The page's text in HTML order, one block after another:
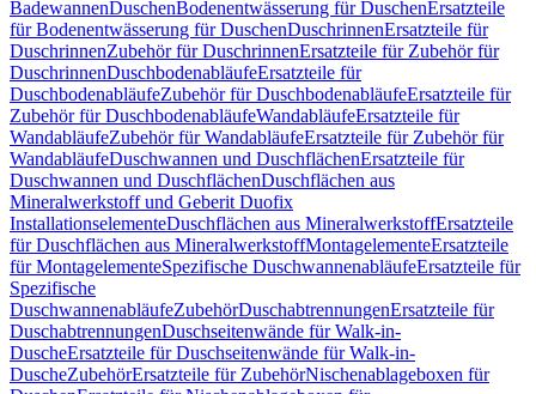
BadewannenDuschenBodenentwässerung für DuschenErsatzteile
für Bodenentwässerung für DuschenDuschrinnenErsatzteile für
DuschrinnenZubehör für DuschrinnenErsatzteile für Zubehör für
DuschrinnenDuschbodenabläufeErsatzteile für
DuschbodenabläufeZubehör für DuschbodenabläufeErsatzteile für
Zubehör für DuschbodenabläufeWandabläufeErsatzteile für
WandabläufeZubehör für WandabläufeErsatzteile für Zubehör für
WandabläufeDuschwannen und DuschflächenErsatzteile für
Duschwannen und DuschflächenDuschflächen aus
Mineralwerkstoff und Geberit Duofix
InstallationselementeDuschflächen aus MineralwerkstoffErsatzteile
für Duschflächen aus MineralwerkstoffMontagelementeErsatzteile
für MontagelementeSpezifische DuschwannenabläufeErsatzteile für
Spezifische
DuschwannenabläufeZubehörDuschabtrennungenErsatzteile für
DuschabtrennungenDuschseitenwände für Walk-in-
DuscheErsatzteile für Duschseitenwände für Walk-in-
DuscheZubehörErsatzteile für ZubehörNischenablageboxen für